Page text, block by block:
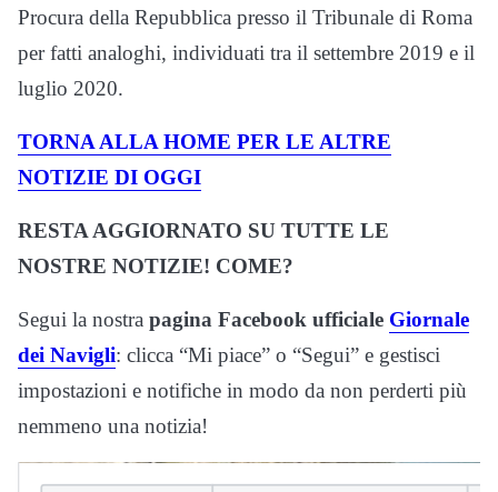
Procura della Repubblica presso il Tribunale di Roma
per fatti analoghi, individuati tra il settembre 2019 e il
luglio 2020.
TORNA ALLA HOME PER LE ALTRE
NOTIZIE DI OGGI
RESTA AGGIORNATO SU TUTTE LE
NOSTRE NOTIZIE! COME?
Segui la nostra pagina Facebook ufficiale Giornale
dei Navigli: clicca “Mi piace” o “Segui” e gestisci
impostazioni e notifiche in modo da non perderti più
nemmeno una notizia!